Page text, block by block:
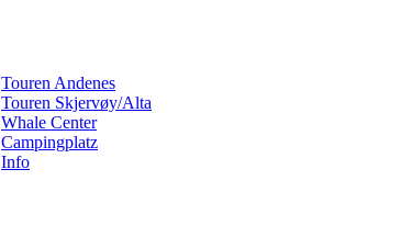
Touren Andenes
Touren Skjervøy/Alta
Whale Center
Campingplatz
Info